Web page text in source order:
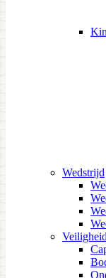
Wedstrijd